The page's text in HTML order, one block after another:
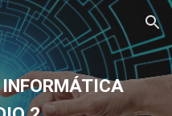
Skip to navigation